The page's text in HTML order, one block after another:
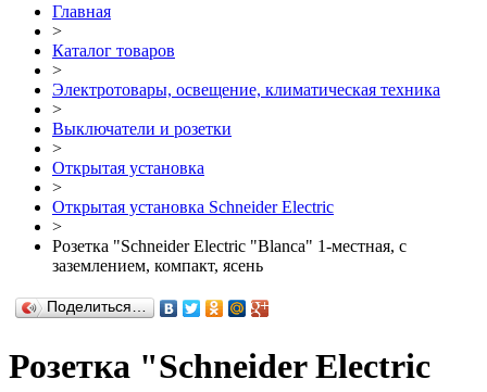
Главная
>
Каталог товаров
>
Электротовары, освещение, климатическая техника
>
Выключатели и розетки
>
Открытая установка
>
Открытая установка Schneider Electric
>
Розетка "Schneider Electric "Blanca" 1-местная, с
заземлением, компакт, ясень
Поделиться…
Розетка "Schneider Electric